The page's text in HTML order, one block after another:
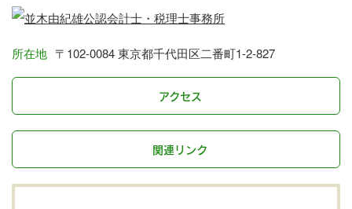
所在地 〒102-0084 東京都千代田区二番町1-2-827
アクセス
関連リンク